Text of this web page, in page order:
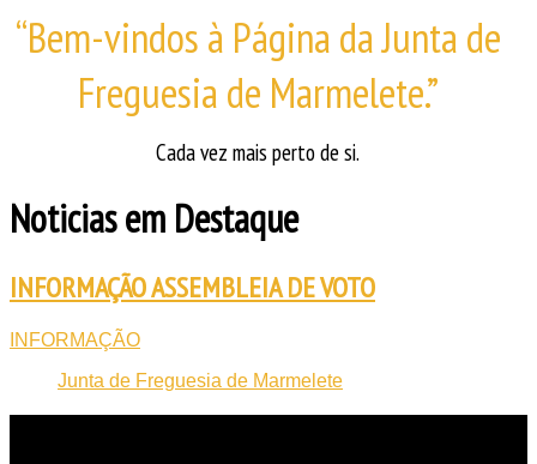
“Bem-vindos à Página da Junta de
Freguesia de Marmelete.”
Cada vez mais perto de si.
Noticias em Destaque
INFORMAÇÃO ASSEMBLEIA DE VOTO
INFORMAÇÃO
Junta de Freguesia de Marmelete